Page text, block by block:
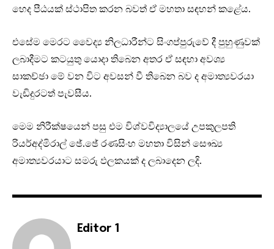
හෙද පීඨයක් ස්ථාපිත කරන බවත් ඒ මහතා සඳහන් කළේය.
එසේම මෙරට වෛද්‍ය නිලධාරීන්ට සිංගප්පුරුවේ දී පුහුණුවක්
ලබාදීමට කටයුතු යොදා තිබෙන අතර ඒ සඳහා අවශ්‍ය
සාකච්ඡා මේ වන විට අවසන් වී තිබෙන බව ද අමාත්‍යවරයා
වැඩිදුරටත් පැවසීය.
මෙම නිරීක්ෂයෙන් පසු එම විශ්වවිද්‍යාලයේ උපකුලපති
රියර්අද්මිරාල් ඡේ.ඡේ රණසිංහ මහතා විසින් සෞඛ්‍ය
අමාත්‍යවරයාට සමරු ඵලකයක් ද ලබාදෙන ලදි.
Editor 1